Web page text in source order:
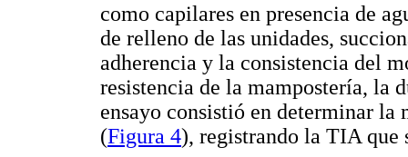
como capilares en presencia de
de relleno de las unidades,
adherencia y la consistencia del
resistencia de la mampostería, la
ensayo consistió en determinar la
(Figura 4), registrando la TIA